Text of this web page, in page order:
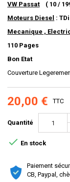
VW Passat ( 10 /
Moteurs Diesel :
Mecanique ,
110 Pages
Bon Etat
Couverture
20,00 € TTC
Quantité
 En stock
Paiement
CB, Paypal,